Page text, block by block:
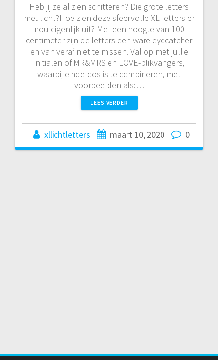
Heb jij ze al zien schitteren? Die grote letters
met licht?Hoe zien deze sfeervolle XL letters er
nou eigenlijk uit? Met een hoogte van 100
centimeter zijn de letters een ware eyecatcher
en van veraf niet te missen. Val op met jullie
initialen of MR&MRS en LOVE-blikvangers,
waarbij eindeloos is te combineren, met
voorbeelden als:…
LEES VERDER
xllichtletters maart 10, 2020 0